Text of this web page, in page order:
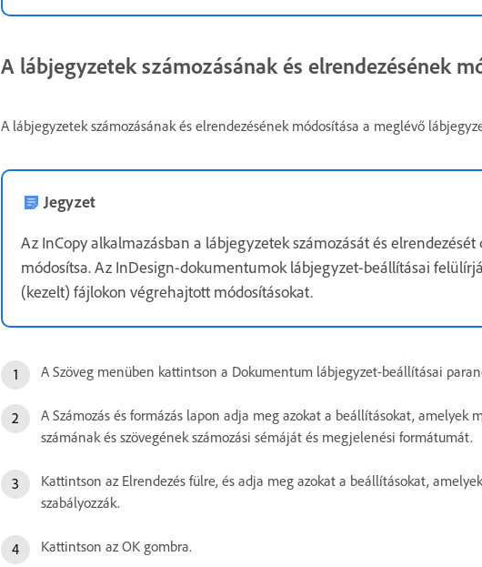
A lábjegyzetek számozásának és elrendezésének
A lábjegyzetek számozásának és elrendezésének módosítása a meglévő
Jegyzet
Az InCopy alkalmazásban a lábjegyzetek számozását és
módosítsa. Az InDesign-dokumentumok lábjegyzet-beállításai
(kezelt) fájlokon végrehajtott módosításokat.
A Szöveg menüben kattintson a Dokumentum lábjegyzet-beállításai
A Számozás és formázás lapon adja meg azokat a beállításokat, amelyek
számának és szövegének számozási sémáját és megjelenési formátumát.
Kattintson az Elrendezés fülre, és adja meg azokat a beállításokat,
szabályozzák.
Kattintson az OK gombra.